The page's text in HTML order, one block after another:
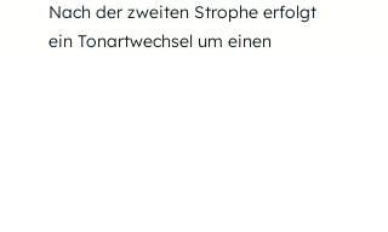
Nach der zweiten Strophe erfolgt
ein Tonartwechsel um einen